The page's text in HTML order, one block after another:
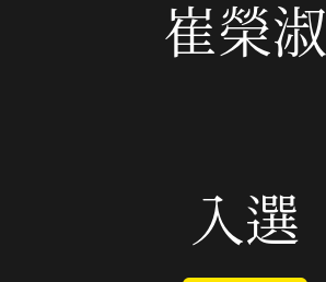
崔榮淑
入選